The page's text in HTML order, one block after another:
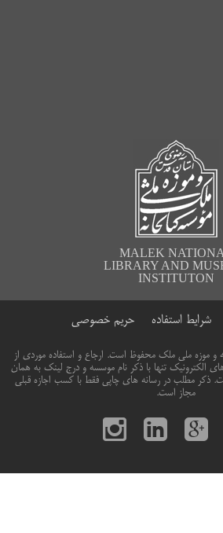
MALEK
LIBRARY AND
INSTITUTON
شرایط استفاده حریم خصوصی
و موزه ملی ملک محفوظ است. ارجاع و استفاده موردی از
الکترونیک تنها با ذکر نام موسسه و درج لینک به همان
مطلب در رسانه های چاپی فقط با کسب اجازه قبلی
مجاز است.